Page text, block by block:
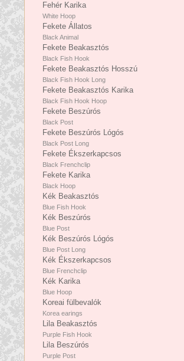
Fehér Karika
White Hoop
Fekete Állatos
Black Animal
Fekete Beakasztós
Black Fish Hook
Fekete Beakasztós Hosszú
Black Fish Hook Long
Fekete Beakasztós Karika
Black Fish Hook Hoop
Fekete Beszúrós
Black Post
Fekete Beszúrós Lógós
Black Post Long
Fekete Ékszerkapcsos
Black Frenchclip
Fekete Karika
Black Hoop
Kék Beakasztós
Blue Fish Hook
Kék Beszúrós
Blue Post
Kék Beszúrós Lógós
Blue Post Long
Kék Ékszerkapcsos
Blue Frenchclip
Kék Karika
Blue Hoop
Koreai fülbevalók
Korea earings
Lila Beakasztós
Purple Fish Hook
Lila Beszúrós
Purple Post